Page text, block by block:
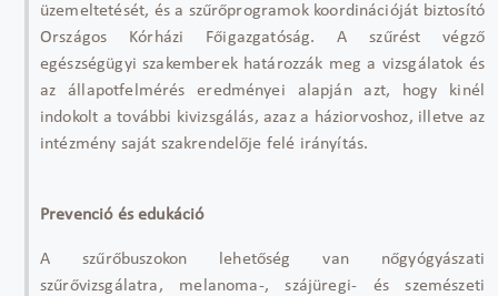
üzemeltetését, és a szűrőprogramok koordinációját biztosító
Országos Kórházi Főigazgatóság. A szűrést végző
egészségügyi szakemberek határozzák meg a vizsgálatok és
az állapotfelmérés eredményei alapján azt, hogy kinél
indokolt a további kivizsgálás, azaz a háziorvoshoz, illetve az
intézmény saját szakrendelője felé irányítás.
Prevenció és edukáció
A szűrőbuszokon lehetőség van nőgyógyászati
szűrővizsgálatra, melanoma-, szájüregi- és szemészeti